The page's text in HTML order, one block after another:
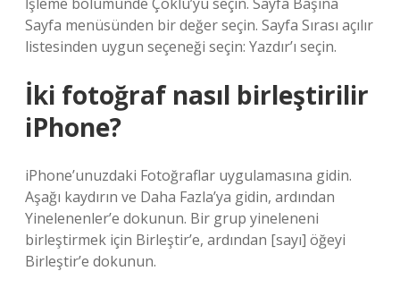
Sayfa menüsünden bir değer seçin. Sayfa Sırası açılır
listesinden uygun seçeneği seçin: Yazdır’ı seçin.
İki fotoğraf nasıl birleştirilir
iPhone?
iPhone’unuzdaki Fotoğraflar uygulamasına gidin.
Aşağı kaydırın ve Daha Fazla’ya gidin, ardından
Yinelenenler’e dokunun. Bir grup yineleneni
birleştirmek için Birleştir’e, ardından [sayı] öğeyi
Birleştir’e dokunun.